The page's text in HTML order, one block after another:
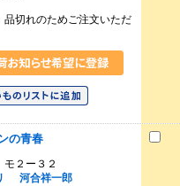
品切れのためご注文いただ
の青春
２ー３２
河合祥一郎